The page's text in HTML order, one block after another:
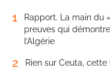
1
Rapport. La main du
preuves qui
l’Algérie
2 Rien sur Ceuta, cette